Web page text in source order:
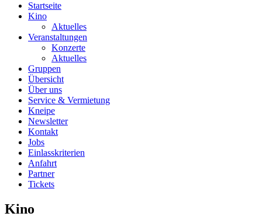
Startseite
Kino
Aktuelles
Veranstaltungen
Konzerte
Aktuelles
Gruppen
Übersicht
Über uns
Service & Vermietung
Kneipe
Newsletter
Kontakt
Jobs
Einlasskriterien
Anfahrt
Partner
Tickets
Kino